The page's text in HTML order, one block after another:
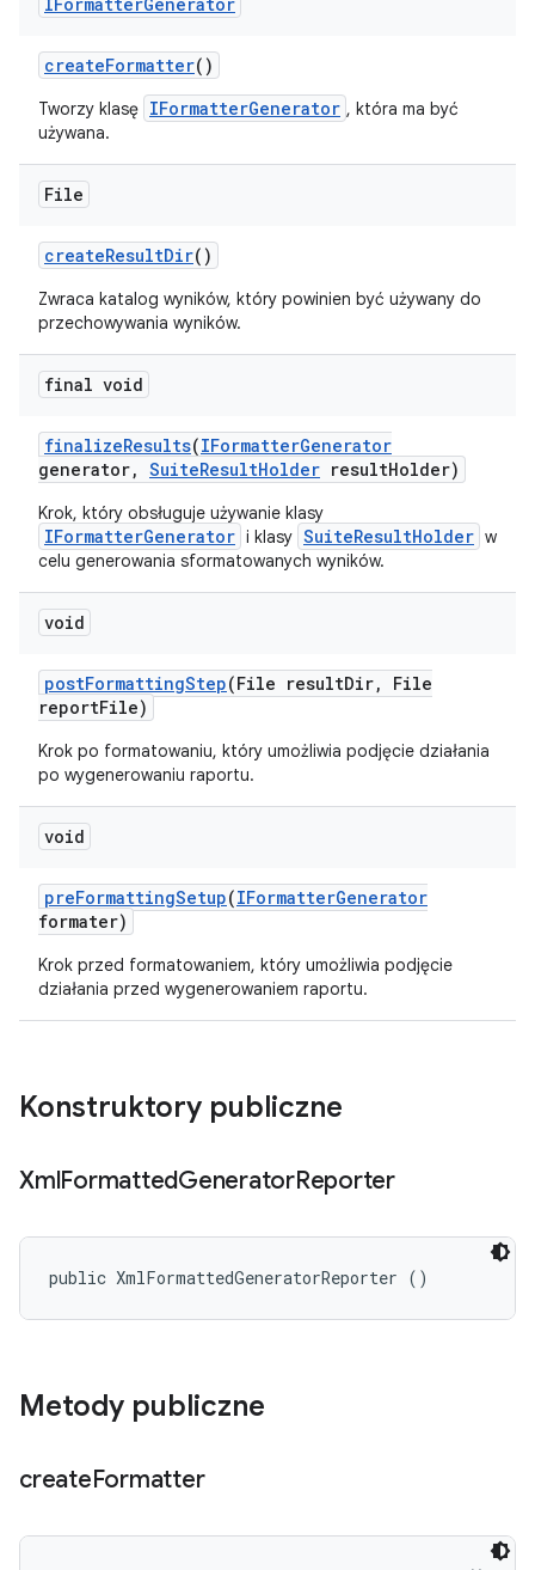
createFormatter()
Tworzy klasę IFormatterGenerator , która ma być
używana.
File
createResultDir()
Zwraca katalog wyników, który powinien być używany do
przechowywania wyników.
final void
finalizeResults(IFormatterGenerator
generator, SuiteResultHolder resultHolder)
Krok, który obsługuje używanie klasy
IFormatterGenerator i klasy SuiteResultHolder w
celu generowania sformatowanych wyników.
void
postFormattingStep(File resultDir,
File
reportFile)
Krok po formatowaniu, który umożliwia podjęcie działania
po wygenerowaniu raportu.
void
preFormattingSetup(IFormatterGenerator
formater)
Krok przed formatowaniem, który umożliwia podjęcie
działania przed wygenerowaniem raportu.
Konstruktory publiczne
XmlFormattedGeneratorReporter
public XmlFormattedGeneratorReporter ()
Metody publiczne
createFormatter